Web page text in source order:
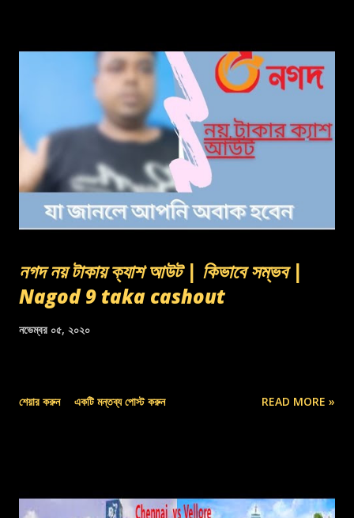
নগদ নয় টাকায় ক্যাশ আউট | কিভাবে সম্ভব |
Nagod 9 taka cashout
নভেম্বর ০৫, ২০২০
শেয়ার করুন একটি মন্তব্য পোস্ট করুন READ MORE »